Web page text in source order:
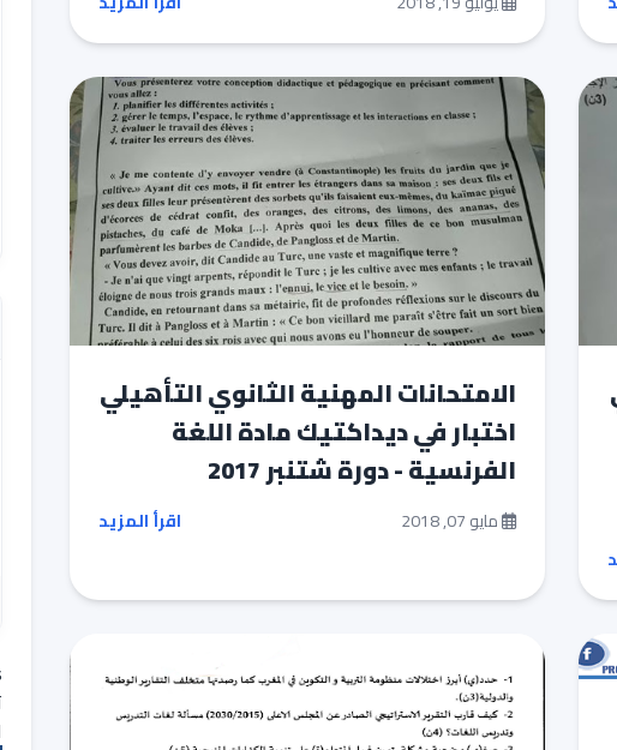
الامتحانات المهنية الثانوي التأهيلي
اختبار في ديداكتيك مادة اللغة
الفرنسية - دورة شتنبر 2017
مايو 07, 2018 اقرأ المزيد